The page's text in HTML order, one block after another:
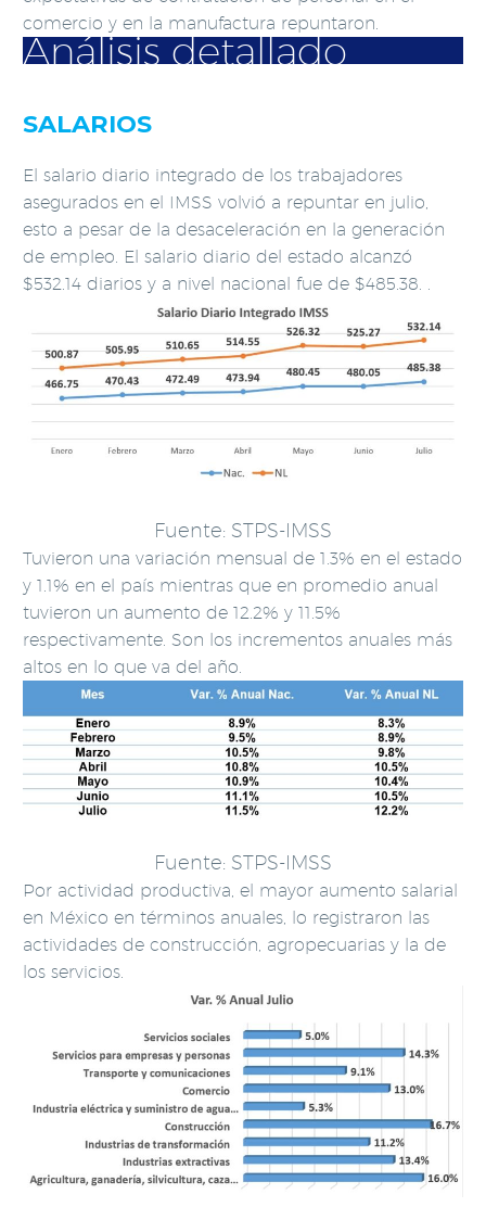
comercio y en la manufactura repuntaron.
Análisis detallado
SALARIOS
El salario diario integrado de los trabajadores
asegurados en el IMSS volvió a repuntar en julio,
esto a pesar de la desaceleración en la generación
de empleo. El salario diario del estado alcanzó
$532.14 diarios y a nivel nacional fue de $485.38. .
Fuente: STPS-IMSS
Tuvieron una variación mensual de 1.3% en el estado
y 1.1% en el país mientras que en promedio anual
tuvieron un aumento de 12.2% y 11.5%
respectivamente. Son los incrementos anuales más
altos en lo que va del año.
Fuente: STPS-IMSS
Por actividad productiva, el mayor aumento salarial
en México en términos anuales, lo registraron las
actividades de construcción, agropecuarias y la de
los servicios.